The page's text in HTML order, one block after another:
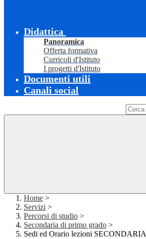
Didattica
Panoramica
Offerta formativa
Curricoli d'Istituto
I progetti d'Istituto
Documenti utili
Canali social
Home >
Servizi >
Percorsi di studio >
Secondaria di primo grado >
Sedi ed Orario lezioni SECONDARIA